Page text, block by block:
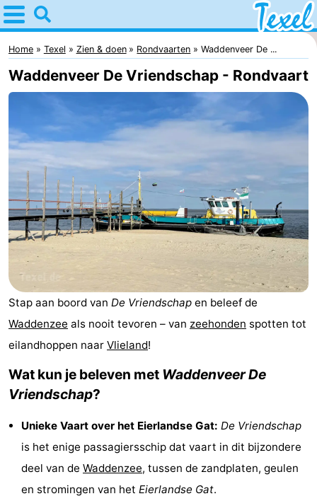
Home
Texel
Tips
kinderen
Dorpen
Den
Burg
-
Den
Hoorn
-
De
Cocksdorp
De
-
De
Waal
-
Oosterend
Natuur
Mooiste
uitkijkpunten
Overnachten
Appartementen
Home Texel Zien & doen Rondvaarten Waddenveer De ...
Waddenveer De Vriendschap - Rondvaart
Stap aan boord van De Vriendschap en beleef de
Waddenzee als nooit tevoren – van zeehonden spotten tot
eilandhoppen naar Vlieland!
Wat kun je beleven met Waddenveer De
Vriendschap?
Unieke Vaart over het Eierlandse Gat: De Vriendschap
is het enige passagiersschip dat vaart in dit bijzondere
deel van de Waddenzee, tussen de zandplaten, geulen
en stromingen van het Eierlandse Gat.